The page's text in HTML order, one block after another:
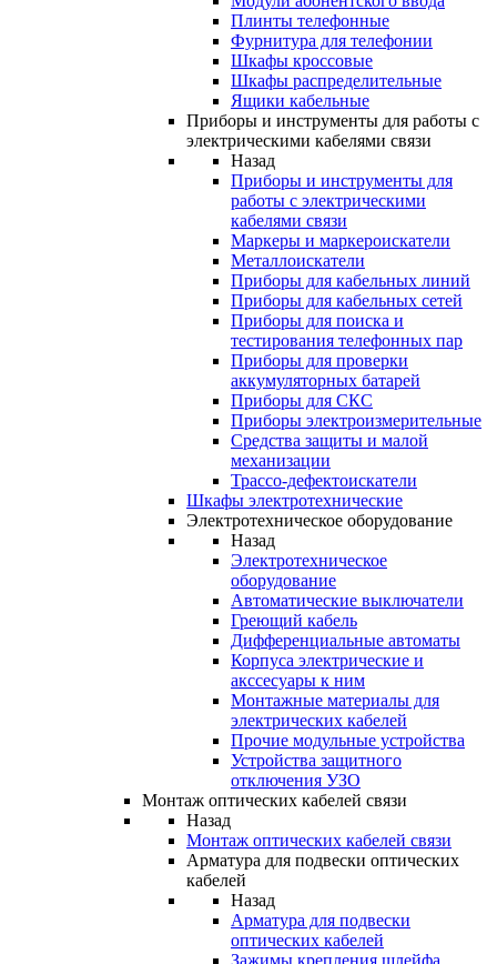
Плинты телефонные
Фурнитура для телефонии
Шкафы кроссовые
Шкафы распределительные
Ящики кабельные
Приборы и инструменты для работы с
электрическими кабелями связи
Назад
Приборы и инструменты для
работы с электрическими
кабелями связи
Маркеры и маркероискатели
Металлоискатели
Приборы для кабельных линий
Приборы для кабельных сетей
Приборы для поиска и
тестирования телефонных пар
Приборы для проверки
аккумуляторных батарей
Приборы для СКС
Приборы электроизмерительные
Средства защиты и малой
механизации
Трассо-дефектоискатели
Шкафы электротехнические
Электротехническое оборудование
Назад
Электротехническое
оборудование
Автоматические выключатели
Греющий кабель
Дифференциальные автоматы
Корпуса электрические и
акссесуары к ним
Монтажные материалы для
электрических кабелей
Прочие модульные устройства
Устройства защитного
отключения УЗО
Монтаж оптических кабелей связи
Назад
Монтаж оптических кабелей связи
Арматура для подвески оптических
кабелей
Назад
Арматура для подвески
оптических кабелей
Зажимы крепления шлейфа